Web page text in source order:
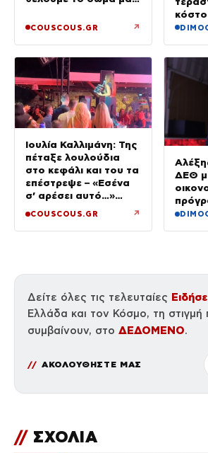
COUSCOUS.GR ↗
Ιουλία Καλλιμάνη: Της
πέταξε λουλούδια
στο κεφάλι και του τα
επέστρεψε – «Εσένα
σ’ αρέσει αυτό…»
(βίντεο)
COUSCOUS.GR ↗
ΔΕΘ
Δείτε όλες τις τελευταίες
Ελλάδα και τον Κόσμο, τη στιγμή
συμβαίνουν, στο ΔΕΔΟΜΕΝΟ.
ΑΚΟΛΟΥΘΗΣΤΕ ΜΑΣ
// ΣΧΟΛΙΑ